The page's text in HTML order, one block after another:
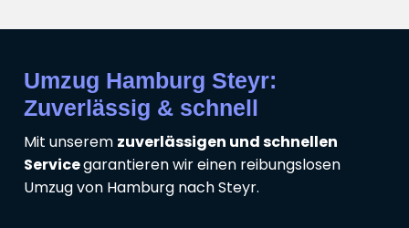
Umzug Hamburg Steyr:
Zuverlässig & schnell
Mit unserem zuverlässigen und schnellen
Servicegarantieren wir einen reibungslosen
Umzug von Hamburg nach Steyr.